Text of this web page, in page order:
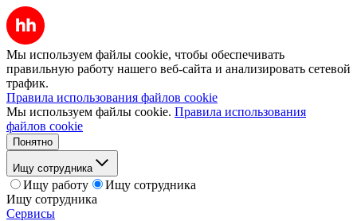
Мы используем файлы cookie, чтобы обеспечивать
правильную работу нашего веб-сайта и анализировать сетевой
трафик.
Правила использования файлов cookie
Мы используем файлы cookie. Правила использования
файлов cookie
Понятно
Ищу сотрудника
Ищу работу
Ищу сотрудника
Ищу сотрудника
Сервисы